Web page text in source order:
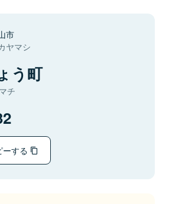
市
ヤマシ
う町
チ
ーする